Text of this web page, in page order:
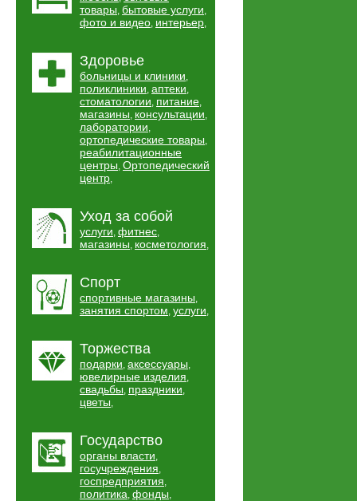
товары, бытовые услуги,
фото и видео, интерьер,
Здоровье
больницы и клиники,
поликлиники, аптеки,
стоматологии, питание,
магазины, консультации,
лаборатории,
ортопедические товары,
реабилитационные
центры, Ортопедический
центр,
Уход за собой
услуги, фитнес,
магазины, косметология,
Спорт
спортивные магазины,
занятия спортом, услуги,
Торжества
подарки, аксессуары,
ювелирные изделия,
свадьбы, праздники,
цветы,
Государство
органы власти,
госучреждения,
госпредприятия,
политика, фонды,